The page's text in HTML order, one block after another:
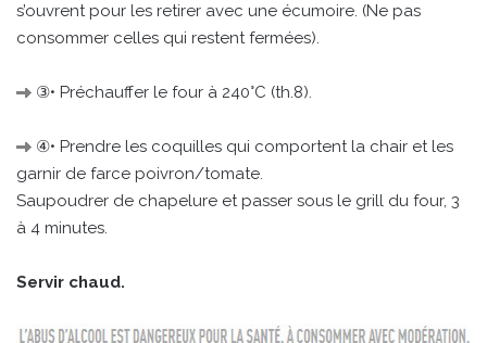
s’ouvrent pour les retirer avec une écumoire. (Ne pas
consommer celles qui restent fermées).
③• Préchauffer le four à 240°C (th.8).
④• Prendre les coquilles qui comportent la chair et les
garnir de farce poivron/tomate.
Saupoudrer de chapelure et passer sous le grill du four, 3
à 4 minutes.
Servir chaud.